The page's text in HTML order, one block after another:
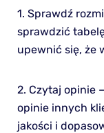
1. Sprawdź
sprawdzić
upewnić się, że
2. Czytaj opinie
opinie innych
jakości i